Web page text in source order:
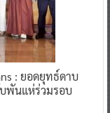
: ยอดยุทธ์ดาบ
พันแห่ร่วมรอบ